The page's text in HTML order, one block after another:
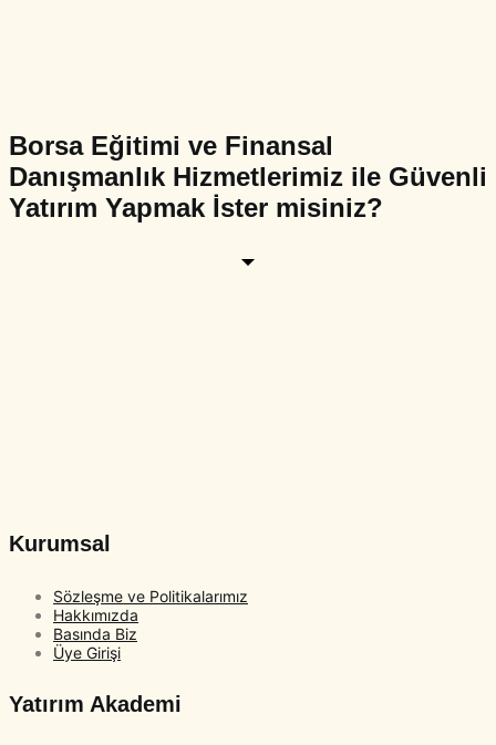
Borsa Eğitimi ve Finansal
Danışmanlık Hizmetlerimiz ile Güvenli
Yatırım Yapmak İster misiniz?
Kurumsal
Sözleşme ve Politikalarımız
Hakkımızda
Basında Biz
Üye Girişi
Yatırım Akademi